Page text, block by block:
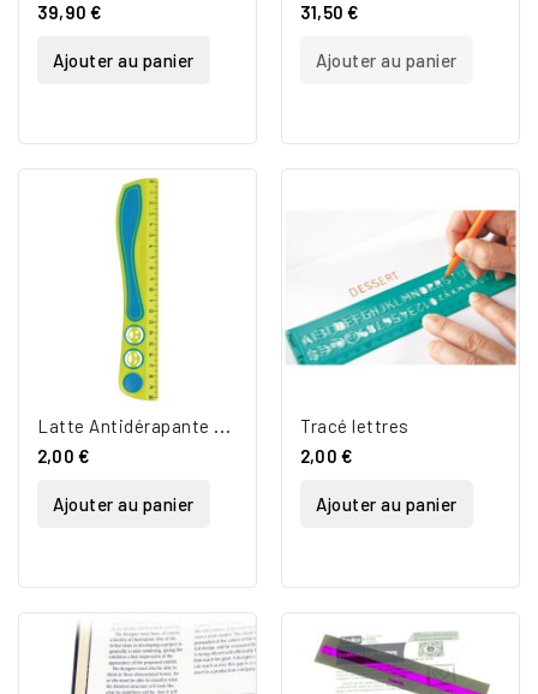
39,90 €
Ajouter au panier
31,50 €
Ajouter au panier
L
atte Antidérapante 20cm
2,00 €
Ajouter au panier
Tracé lettres
2,00 €
Ajouter au panier